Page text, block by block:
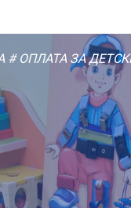
# ОПЛАТА ЗА